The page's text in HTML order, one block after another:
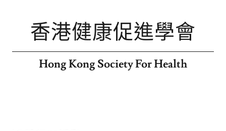
香港健康促進學會
Hong Kong Society For Health